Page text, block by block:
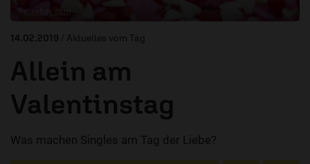
© pixabay.com
14.02.2019 / Aktuelles vom Tag
Allein am
Valentinstag
Was machen Singles am Tag der Liebe?